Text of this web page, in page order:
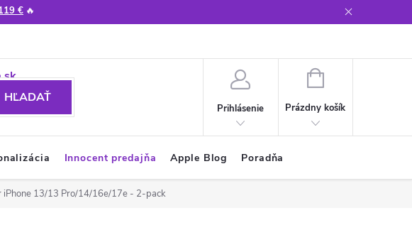
€ 🔥
HĽADAŤ
Prihlásenie
NÁKUPNÝ
Prázdny košík
Innocent predajňa Apple Blog Poradňa
iPhone 13/13 Pro/14/16e/17e - 2-pack